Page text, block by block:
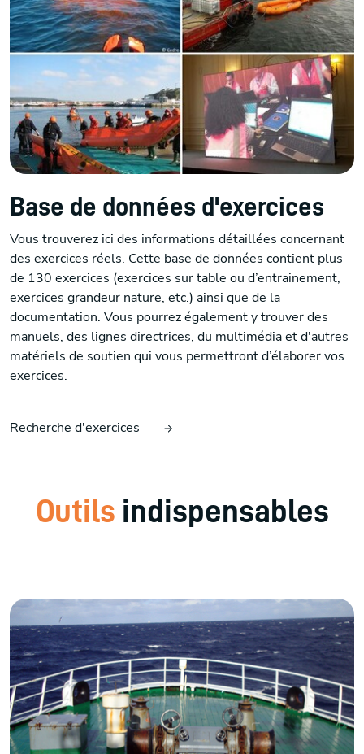
Base de données d'exercices
Vous trouverez ici des informations détaillées concernant
des exercices réels. Cette base de données contient plus
de 130 exercices (exercices sur table ou d’entrainement,
exercices grandeur nature, etc.) ainsi que de la
documentation. Vous pourrez également y trouver des
manuels, des lignes directrices, du multimédia et d'autres
matériels de soutien qui vous permettront d’élaborer vos
exercices.
Recherche d'exercices
Outils indispensables